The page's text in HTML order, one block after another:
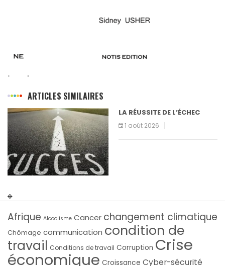
ARTICLES SIMILAIRES
LA RÉUSSITE DE L’ÉCHEC
1 août 2026
Afrique Alcoolisme Cancer changement climatique
Chômage communication condition de
travail Conditions de travail Corruption Crise
économique Croissance Cyber-sécurité